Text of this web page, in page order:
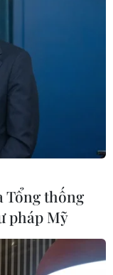
Tổng thống
pháp Mỹ